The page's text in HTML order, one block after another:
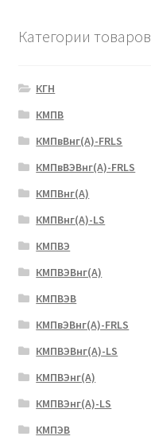
Категории товаров
КГН
КМПВ
КМПвВнг(А)-FRLS
КМПвВЭВнг(А)-FRLS
КМПВнг(А)
КМПВнг(А)-LS
КМПВЭ
КМПВЭBнг(А)
КМПВЭВ
КМПвЭВнг(А)-FRLS
КМПВЭВнг(А)-LS
КМПВЭнг(А)
КМПВЭнг(А)-LS
КМПЭВ